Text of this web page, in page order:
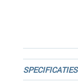
SPECIFICATIES